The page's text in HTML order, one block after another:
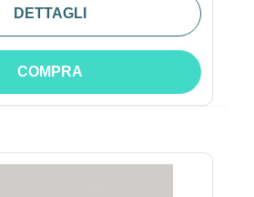
DETTAGLI
COMPRA